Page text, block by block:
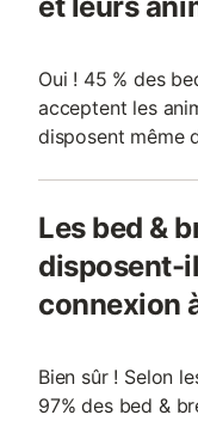
Oui ! 45 % des
acceptent les
disposent même
Les bed &
disposent-
connexion
Bien sûr ! Selon
97% des bed &